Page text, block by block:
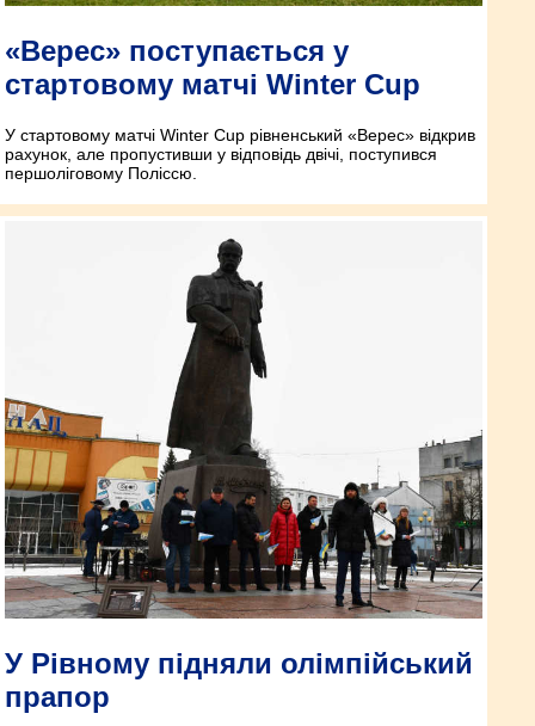
«Верес» поступається у
стартовому матчі Winter Cup
У стартовому матчі Winter Cup рівненський «Верес» відкрив
рахунок, але пропустивши у відповідь двічі, поступився
першоліговому Поліссю.
У Рівному підняли олімпійський
прапор